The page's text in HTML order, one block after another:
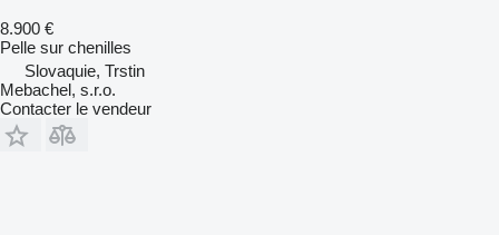
8.900 €
Pelle sur chenilles
Slovaquie, Trstin
Mebachel, s.r.o.
Contacter le vendeur